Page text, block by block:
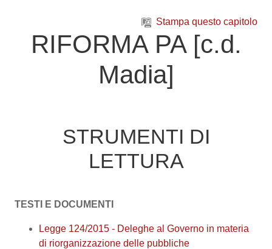
Stampa questo capitolo
RIFORMA PA [c.d.
Madia]
STRUMENTI DI
LETTURA
TESTI E DOCUMENTI
Legge 124/2015 - Deleghe al Governo in materia
di riorganizzazione delle pubbliche